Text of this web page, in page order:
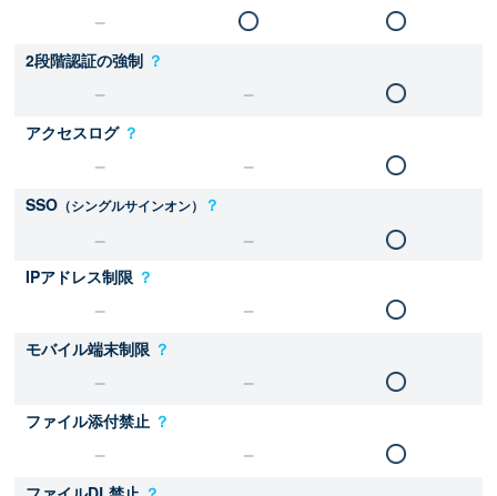
2段階認証の強制 ？
アクセスログ ？
SSO （シングルサインオン） ？
IPアドレス制限 ？
モバイル端末制限 ？
ファイル添付禁止 ？